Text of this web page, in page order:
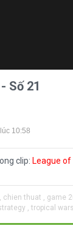
Số 21
10:58
clip: League
chien thuat , game
, tropical